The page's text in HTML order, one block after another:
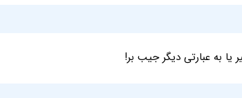
به عبارتی دیگر جیب بر!